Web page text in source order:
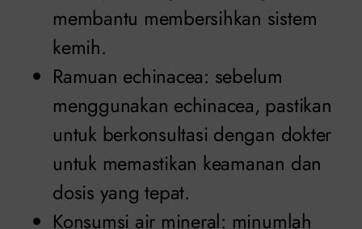
membantu membersihkan sistem
kemih.
Ramuan echinacea: sebelum
menggunakan echinacea, pastikan
untuk berkonsultasi dengan dokter
untuk memastikan keamanan dan
dosis yang tepat.
Konsumsi air mineral: minumlah